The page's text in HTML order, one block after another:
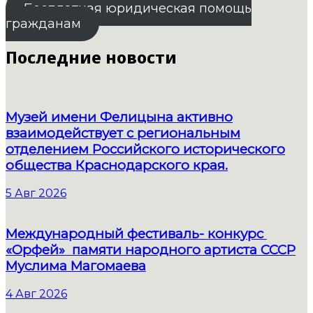
Бесплатная юридическая помощь
гражданам
Последние новости
Музей имени Фелицына активно
взаимодействует с региональным
отделением Российского исторического
общества Краснодарского края.
5 Авг 2026
Международный фестиваль- конкурс
«Орфей» памяти народного артиста СССР
Муслима Магомаева
4 Авг 2026